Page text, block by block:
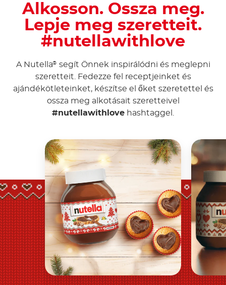
Alkosson. Ossza meg.
Lepje meg szeretteit.
#nutellawithlove
A Nutella® segít Önnek inspirálódni és meglepni
szeretteit. Fedezze fel receptjeinket és
ajándékötleteinket, készítse el őket szeretettel és
ossza meg alkotásait szeretteivel
#nutellawithlove hashtaggel.